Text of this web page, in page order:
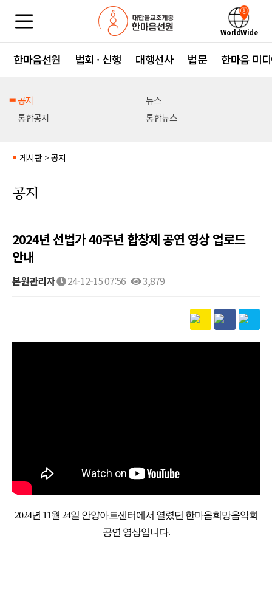
WorldWide
한마음선원 법회 · 신행 대행선사 법문 한마음 미
공지
뉴스
통합공지
통합뉴스
■ 게시판 >공지
공지
2024년 선법가 40주년 합창제 공연 영상 업로드
안내
본원관리자 24-12-15 07:56 3,879
2024년 11월 24일 안양아트센터에서 열렸던 한마음희망음악회
공연 영상입니다.